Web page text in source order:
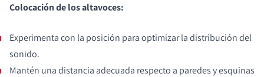
Colocación de los altavoces:
Experimenta con la posición para optimizar la distribución del
sonido.
Mantén una distancia adecuada respecto a paredes y esquinas